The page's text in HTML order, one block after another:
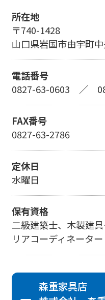
所在地
〒740-1428
山口県岩国市由宇町
電話番号
0827-63-0603 ／
FAX番号
0827-63-2786
定休日
水曜日
保有資格
二級建築士、木製建
リアコーディネーター
森重家具店